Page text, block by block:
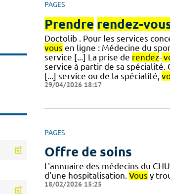
PAGES
Prendre rendez-
Doctolib . Pour les services
vous en ligne : Médecine du
service [...] La prise de rendez-
service à partir de sa
[...] service ou de la spécialité,
29/04/2026 18:17
PAGES
Offre de soins
L'annuaire des médecins du CHU
d'une hospitalisation. Vous y
18/02/2026 15:25